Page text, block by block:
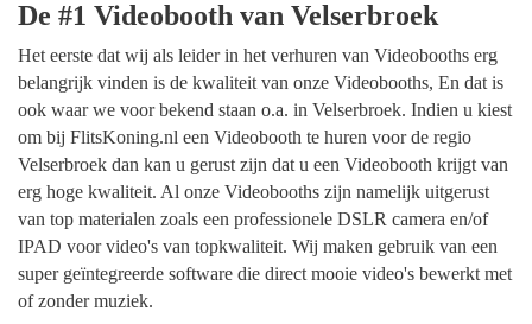
De #1 Videobooth van Velserbroek
Het eerste dat wij als leider in het verhuren van Videobooths erg
belangrijk vinden is de kwaliteit van onze Videobooths, En dat is
ook waar we voor bekend staan o.a. in Velserbroek. Indien u kiest
om bij FlitsKoning.nl een Videobooth te huren voor de regio
Velserbroek dan kan u gerust zijn dat u een Videobooth krijgt van
erg hoge kwaliteit. Al onze Videobooths zijn namelijk uitgerust
van top materialen zoals een professionele DSLR camera en/of
IPAD voor video's van topkwaliteit. Wij maken gebruik van een
super geïntegreerde software die direct mooie video's bewerkt met
of zonder muziek.